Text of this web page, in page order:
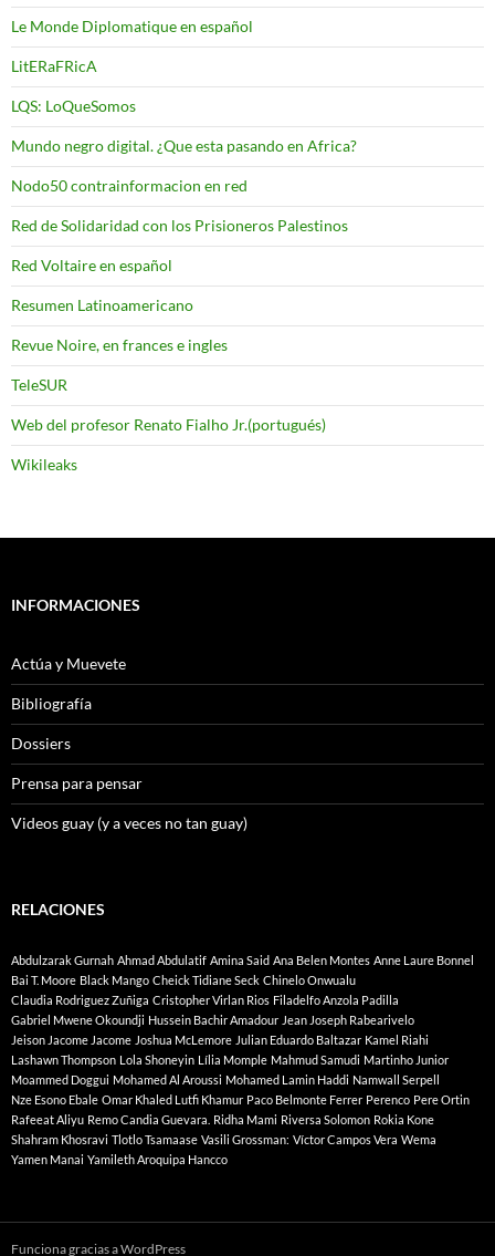
Le Monde Diplomatique en español
LitERaFRicA
LQS: LoQueSomos
Mundo negro digital. ¿Que esta pasando en Africa?
Nodo50 contrainformacion en red
Red de Solidaridad con los Prisioneros Palestinos
Red Voltaire en español
Resumen Latinoamericano
Revue Noire, en frances e ingles
TeleSUR
Web del profesor Renato Fialho Jr.(portugués)
Wikileaks
INFORMACIONES
Actúa y Muevete
Bibliografía
Dossiers
Prensa para pensar
Videos guay (y a veces no tan guay)
RELACIONES
Abdulzarak Gurnah Ahmad Abdulatif Amina Said Ana Belen Montes Anne Laure Bonnel
Bai T. Moore Black Mango Cheick Tidiane Seck Chinelo Onwualu
Claudia Rodriguez Zuñiga Cristopher Virlan Rios Filadelfo Anzola Padilla
Gabriel Mwene Okoundji Hussein Bachir Amadour Jean Joseph Rabearivelo
Jeison Jacome Jacome Joshua McLemore Julian Eduardo Baltazar Kamel Riahi
Lashawn Thompson Lola Shoneyin Lília Momple Mahmud Samudi Martinho Junior
Moammed Doggui Mohamed Al Aroussi Mohamed Lamin Haddi Namwall Serpell
Nze Esono Ebale Omar Khaled Lutfi Khamur Paco Belmonte Ferrer Perenco Pere Ortin
Rafeeat Aliyu Remo Candia Guevara. Ridha Mami Riversa Solomon Rokia Kone
Shahram Khosravi Tlotlo Tsamaase Vasili Grossman: Víctor Campos Vera Wema
Yamen Manai Yamileth Aroquipa Hancco
Funciona gracias a WordPress